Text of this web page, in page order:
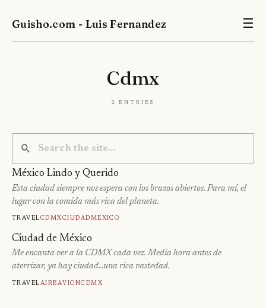
Guisho.com - Luis Fernandez ☰
Cdmx
2 entries
México Lindo y Querido
Esta ciudad siempre nos espera con los brazos abiertos. Para mí, el
lugar con la comida más rica del planeta.
TravelCdmxCiudadMexico
Ciudad de México
Me encanta ver a la CDMX cada vez. Media hora antes de
aterrizar, ya hay ciudad…una rica vastedad.
TravelAireAvionCdmx